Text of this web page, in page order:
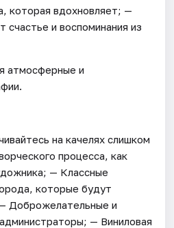
которая вдохновляет; —
счастье и воспоминания из
атмосферные и
на качелях слишком
процесса, как
— Классные
которые будут
Доброжелательные и
— Виниловая